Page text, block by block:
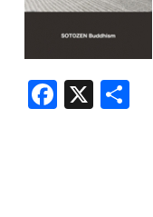
F
a
X 共